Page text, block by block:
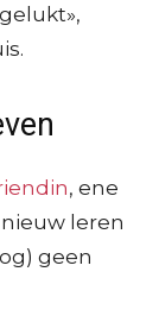
, ene
leren
geen